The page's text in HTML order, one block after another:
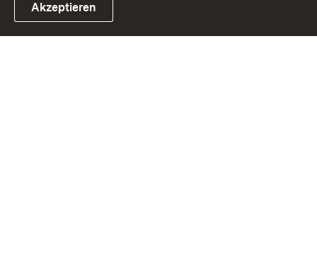
Link zum Landesportal
Akzeptieren